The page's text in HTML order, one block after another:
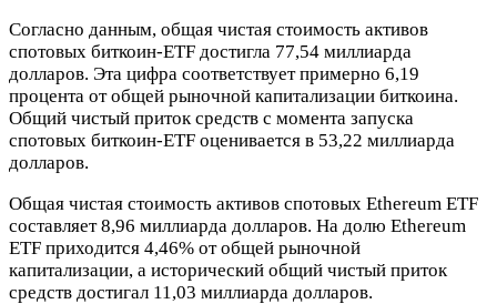
Согласно данным, общая чистая стоимость активов
спотовых биткоин-ETF достигла 77,54 миллиарда
долларов. Эта цифра соответствует примерно 6,19
процента от общей рыночной капитализации биткоина.
Общий чистый приток средств с момента запуска
спотовых биткоин-ETF оценивается в 53,22 миллиарда
долларов.
Общая чистая стоимость активов спотовых Ethereum ETF
составляет 8,96 миллиарда долларов. На долю Ethereum
ETF приходится 4,46% от общей рыночной
капитализации, а исторический общий чистый приток
средств достигал 11,03 миллиарда долларов.